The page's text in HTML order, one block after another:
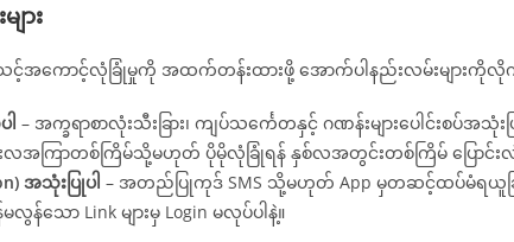
ား
သင့်အကောင့်လုံခြုံမှုကို အထက်တန်းထားဖို့ အောက်ပါနည်းလမ်းများကိုလိုက်
– အက္ခရာစာလုံးသီးခြား၊ ကျပ်သင်္ကေတနှင့် ဂဏန်းများပေါင်းစပ်အသုံးပ
လအကြာတစ်ကြိမ်သို့မဟုတ် ပိုမိုလုံခြုံရန် နှစ်လအတွင်းတစ်ကြိမ် ပြောင်းလဲ
အသုံးပြုပါ – အတည်ပြုကုဒ် SMS သို့မဟုတ် App မှတဆင့်ထပ်မံရယူခြင်
မလွန်သော Link များမှ Login မလုပ်ပါနဲ့။